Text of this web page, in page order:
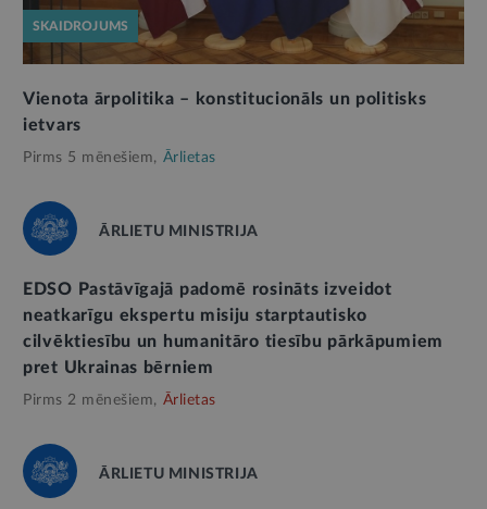
SKAIDROJUMS
Vienota ārpolitika – konstitucionāls un politisks
ietvars
Pirms 5 mēnešiem, Ārlietas
ĀRLIETU MINISTRIJA
EDSO Pastāvīgajā padomē rosināts izveidot
neatkarīgu ekspertu misiju starptautisko
cilvēktiesību un humanitāro tiesību pārkāpumiem
pret Ukrainas bērniem
Pirms 2 mēnešiem, Ārlietas
ĀRLIETU MINISTRIJA